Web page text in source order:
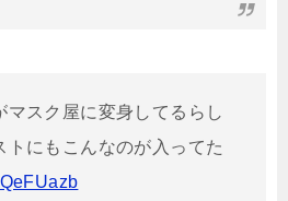
マスク屋に変身してるらし
トにもこんなのが入ってた